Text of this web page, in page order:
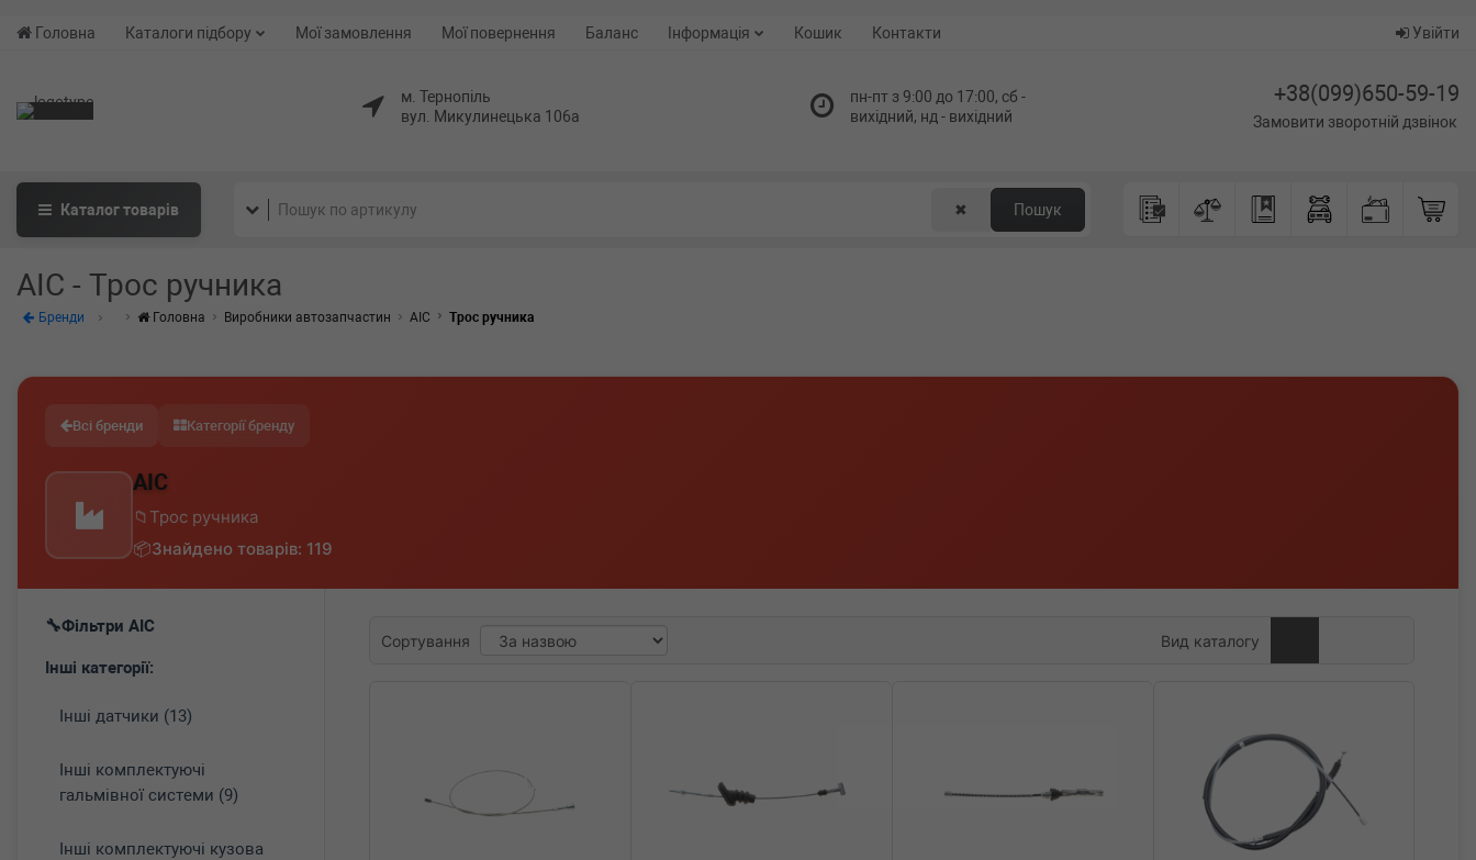
Головна Каталоги підбору Мої замовлення Мої повернення Баланс Інформація Кошик Контакти Увійти
м. Тернопіль
вул. Микулинецька 106а
пн-пт з 9:00 до 17:00, сб -
вихідний, нд - вихідний
+38(099)650-59-19
Замовити зворотній дзвінок
Каталогтоварів ✖ Пошук
AIC - Трос ручника
Бренди Головна Виробники автозапчастин AIC Трос ручника
Всі бренди Категорії бренду
AIC
Трос ручника
Знайдено товарів: 119
Фільтри AIC
Інші категорії:
Інші датчики (13)
Інші комплектуючі
гальмівної системи (9)
Інші комплектуючі кузова
Сортування Вид каталогу